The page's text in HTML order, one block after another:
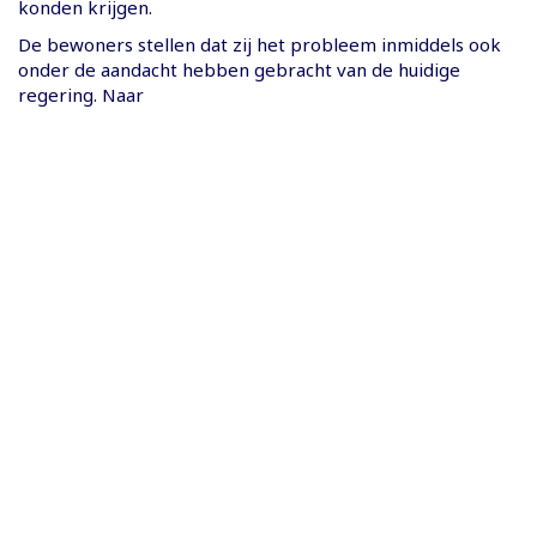
konden krijgen.
De bewoners stellen dat zij het probleem inmiddels ook
onder de aandacht hebben gebracht van de huidige
regering. Naar